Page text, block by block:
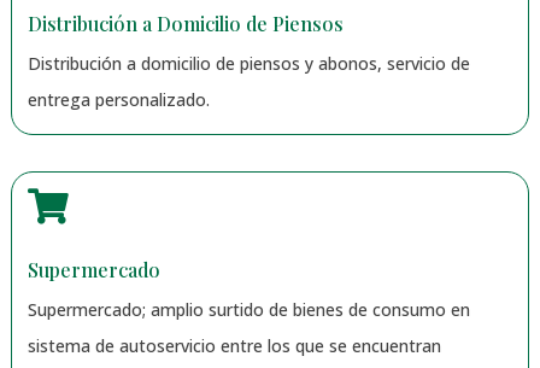
Distribución a Domicilio de Piensos
Distribución a domicilio de piensos y abonos, servicio de
entrega personalizado.

Supermercado
Supermercado; amplio surtido de bienes de consumo en
sistema de autoservicio entre los que se encuentran